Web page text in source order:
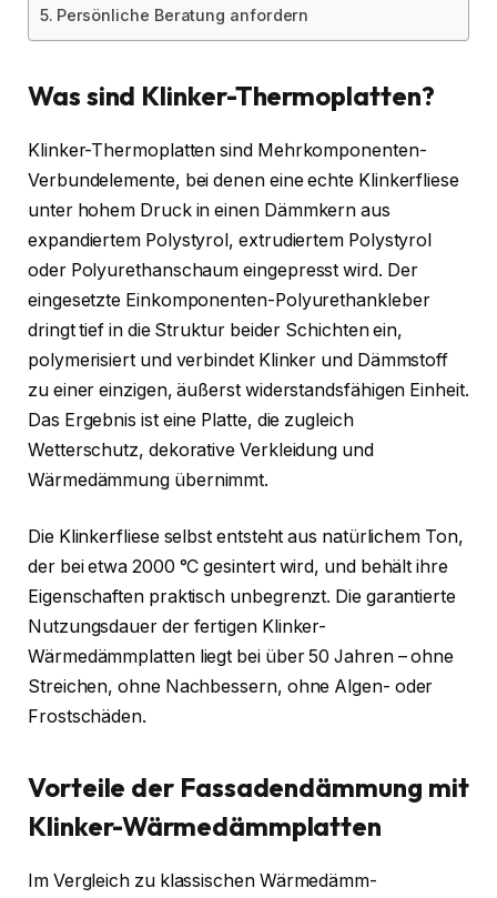
Persönliche Beratung anfordern
Was sind Klinker-Thermoplatten?
Klinker-Thermoplatten sind Mehrkomponenten-
Verbundelemente, bei denen eine echte Klinkerfliese
unter hohem Druck in einen Dämmkern aus
expandiertem Polystyrol, extrudiertem Polystyrol
oder Polyurethanschaum eingepresst wird. Der
eingesetzte Einkomponenten-Polyurethankleber
dringt tief in die Struktur beider Schichten ein,
polymerisiert und verbindet Klinker und Dämmstoff
zu einer einzigen, äußerst widerstandsfähigen Einheit.
Das Ergebnis ist eine Platte, die zugleich
Wetterschutz, dekorative Verkleidung und
Wärmedämmung übernimmt.
Die Klinkerfliese selbst entsteht aus natürlichem Ton,
der bei etwa 2000 °C gesintert wird, und behält ihre
Eigenschaften praktisch unbegrenzt. Die garantierte
Nutzungsdauer der fertigen Klinker-
Wärmedämmplatten liegt bei über 50 Jahren – ohne
Streichen, ohne Nachbessern, ohne Algen- oder
Frostschäden.
Vorteile der Fassadendämmung mit
Klinker-Wärmedämmplatten
Im Vergleich zu klassischen Wärmedämm-